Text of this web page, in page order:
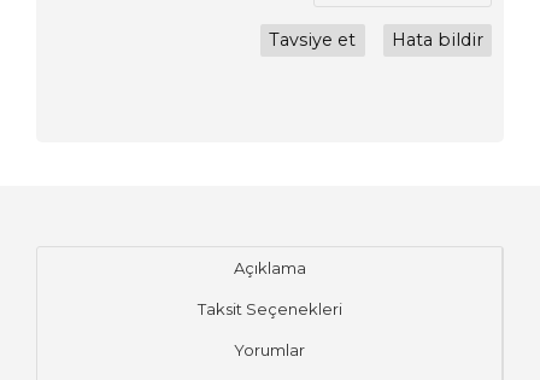
Tavsiye et Hata bildir
Açıklama
Taksit Seçenekleri
Yorumlar